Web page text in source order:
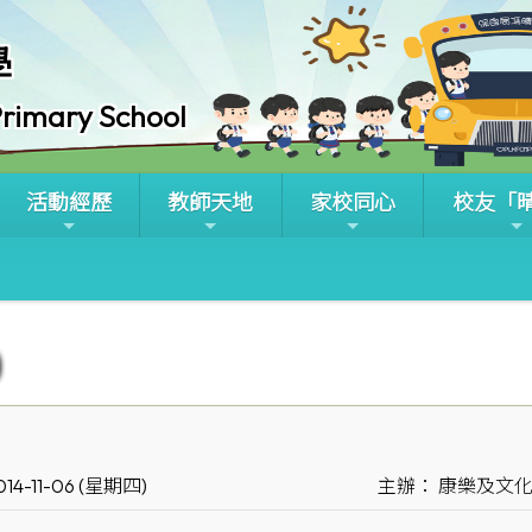
School
活動經歷 教師天地 家校同心 校友「
11-06 (星期四) 主辦： 康樂及文